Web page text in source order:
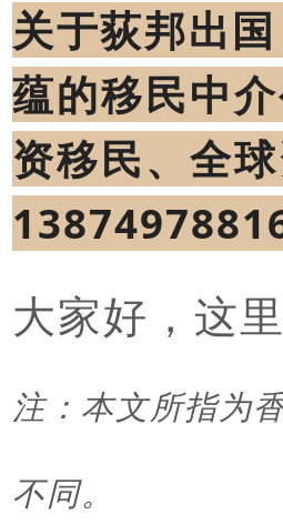
关于荻邦出
蕴的移民中
资移民、全
大家好，这
注： 本文所指为
不同。